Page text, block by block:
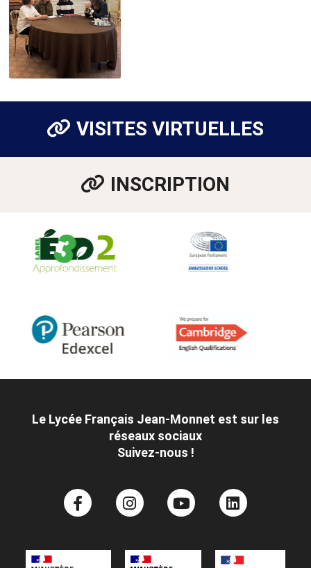
VISITES VIRTUELLES
INSCRIPTION
Le Lycée Français Jean-Monnet est sur les
réseaux sociaux
Suivez-nous !